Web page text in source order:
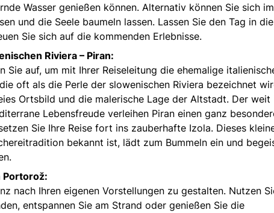
Wasser genießen können. Alternativ können Sie sich im
und die Seele baumeln lassen. Lassen Sie den Tag in
Sie sich auf die kommenden Erlebnisse.
Riviera – Piran:
Sie auf, um mit Ihrer Reiseleitung die ehemalige
oft als die Perle der slowenischen Riviera bezeichnet
Ortsbild und die malerische Lage der Altstadt. Der weit
Lebensfreude verleihen Piran einen ganz
Sie Ihre Reise fort ins zauberhafte Izola. Dieses
bekannt ist, lädt zum Bummeln ein und
Portorož:
nach Ihren eigenen Vorstellungen zu gestalten. Nutzen
entspannen Sie am Strand oder genießen Sie die